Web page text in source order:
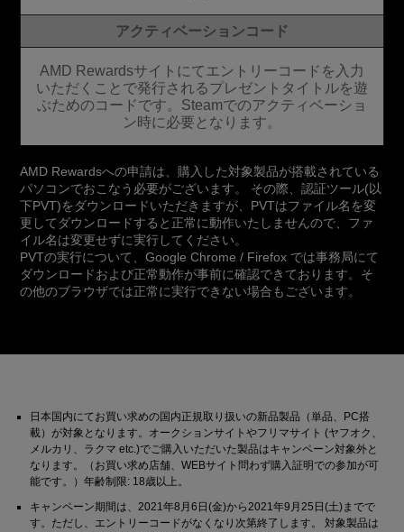
アクティベーションコード
AMD Rewardsサイトにてエントリーコードを入力
いただくことで発行されるプレゼントタイトルを遊
ぶためのコードです。Steamでのアクティベーショ
ン時に必要となります。
AMD Rewardsへの申請は、購入した対象製品が搭載されている
パソコンでおこなう必要がございます。 その際、認証ツール(以
下PVT)をダウンロードいただきますが、PVTはファイル名を変
更してダウンロードすると正常に動作いたしませんので、ファ
イル名は変更せずに実行してください。
PVTの実行について、Google Chrome / Firefox では事務局にて
ダウンロードおよび正常動作が事前に確認できております。そ
の他のブラウザでは正常に実行できない場合もございます。
日本国内にてお買い求めの国内正規取り扱いの新品製品（単品、PC搭
載）が対象となります。オークションサイトやフリマサイト (ヤフオク、
メルカリ、ラクマ etc.)でご購入いただいた製品はキャンペーン対象外と
なります。（お買い求め店舗、WEBサイト問わず購入証明での参加が可
能です。）年齢制限: 18歳以上。
キャンペーン期間は、2021年8月6日(金)から2021年9月25日(土)までで
す。ただし、エントリーコードがなくなり次第終了します。 対象製品は